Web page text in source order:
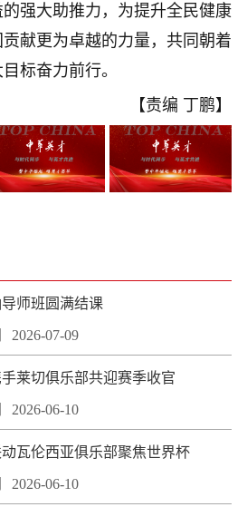
强大助推力，为提升全民健康
献更为卓越的力量，共同朝着
标奋力前行。
【责编 丁鹏】
师班圆满结课
2026-07-09
莱切俱乐部共迎赛季收官
2026-06-10
瓦伦西亚俱乐部聚焦世界杯
2026-06-10